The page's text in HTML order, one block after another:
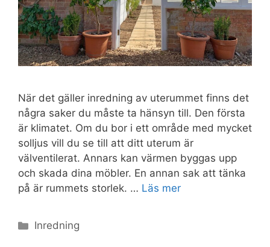
När det gäller inredning av uterummet finns det
några saker du måste ta hänsyn till. Den första
är klimatet. Om du bor i ett område med mycket
solljus vill du se till att ditt uterum är
välventilerat. Annars kan värmen byggas upp
och skada dina möbler. En annan sak att tänka
på är rummets storlek. … Läs mer
Kategorier
Inredning